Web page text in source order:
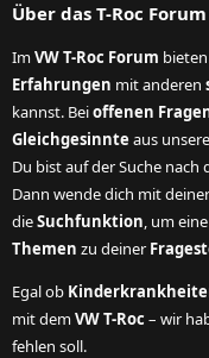
Über das T-Roc Forum
ImVW T-Roc Forum
Erfahrungen mit anderen
kannst. Beioffenen
Gleichgesinnte aus
Du bist auf der Suche nach
Dann wende dich mit deiner
dieSuchfunktion, um
Themen zu deiner
Egal ob
mit demVW T-Roc– wir
fehlen soll.